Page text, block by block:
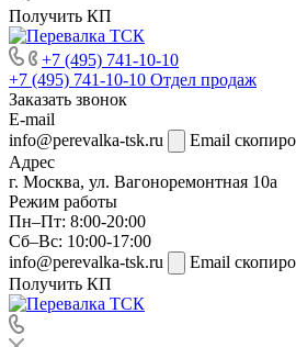
Получить КП
+7 (495) 741-10-10
+7 (495) 741-10-10 Отдел продаж
Заказать звонок
E-mail
info@perevalka-tsk.ru
Email
Адрес
г. Москва, ул. Вагоноремонтная 10а
Режим работы
Пн–Пт: 8:00-20:00
Сб–Вс: 10:00-17:00
info@perevalka-tsk.ru
Email
Получить КП